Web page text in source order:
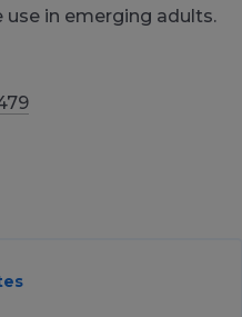
in emerging adults.